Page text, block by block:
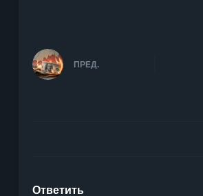
ПРЕД.
Ответить